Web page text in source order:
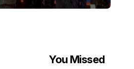
You Missed